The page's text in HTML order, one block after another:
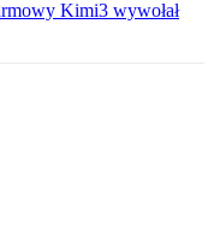
Kimi3 wywołał